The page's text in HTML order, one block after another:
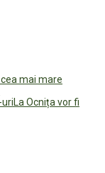
mai mare
La Ocnița vor fi